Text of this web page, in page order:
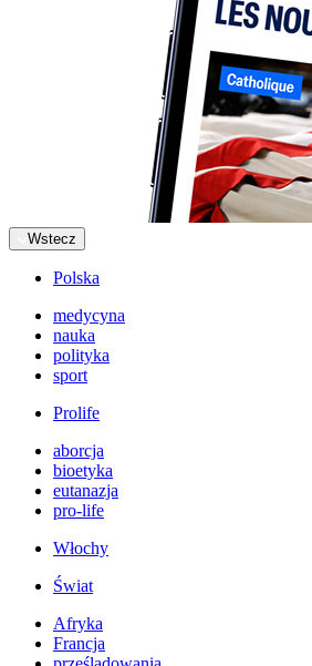
Wstecz
Polska
medycyna
nauka
polityka
sport
Prolife
aborcja
bioetyka
eutanazja
pro-life
Włochy
Świat
Afryka
Francja